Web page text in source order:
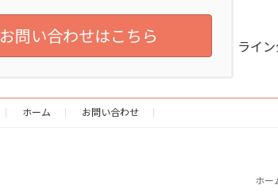
お問い合わせはこちら
ライ
ホーム お問い合わせ
ホ